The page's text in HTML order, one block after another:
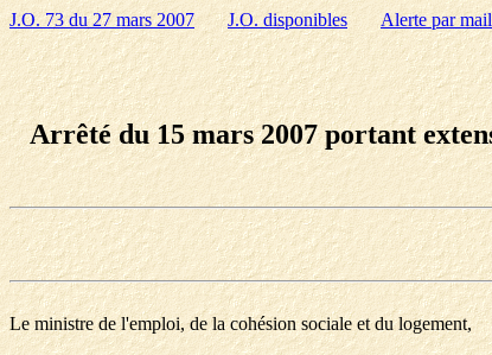
J.O. 73 du 27 mars 2007 J.O. disponibles Alerte par mail
Arrêté du 15 mars 2007 portant
Le ministre de l'emploi, de la cohésion sociale et du logement,